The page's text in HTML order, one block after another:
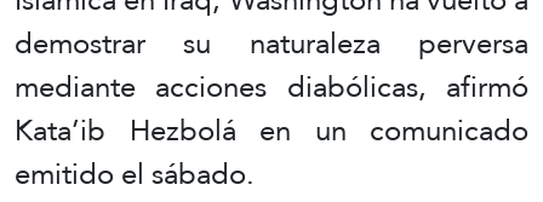
demostrar su naturaleza perversa
mediante acciones diabólicas, afirmó
Kata’ib Hezbolá en un comunicado
emitido el sábado.